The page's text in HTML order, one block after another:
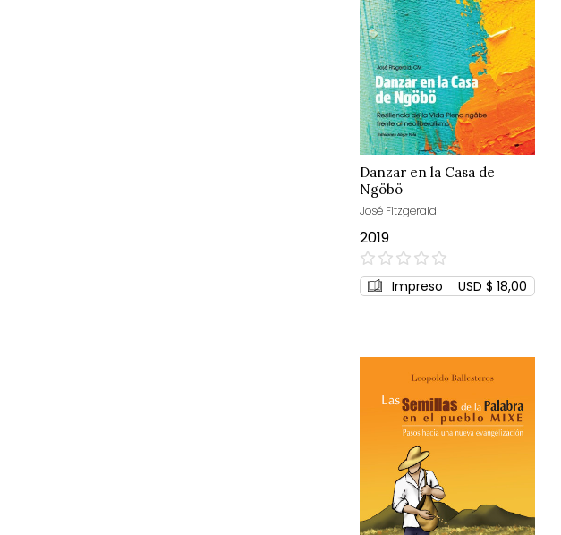
Danzar en la Casa de
Ngöbö
José Fitzgerald
2019
0%
Impreso USD $ 18,00